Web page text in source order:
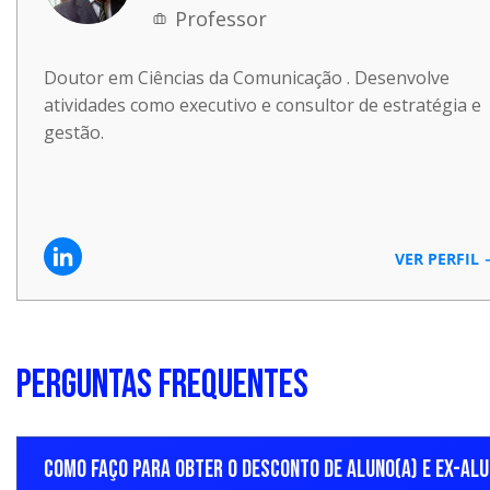
VII. As aulas da modalidade live são gravadas e
data de contratação e que não tenha utilizado o
aluno, antes do início do curso: ressarcimento de
transcorridas: ressarcimento de 50% do valor
IX. A nota fiscal é emitida 30 dias após a compra e
da Prefeitura de SP.
efetuadas com cartão de crédito, o estorno poderá
os prazos definidos pela administradora do cartão.
Professor
Doutor em Ciências da Comunicação . Desenvolve
atividades como executivo e consultor de estratégia e
gestão.
VER PERFIL
PERGUNTAS FREQUENTES
COMO FAÇO PARA OBTER O DESCONTO DE ALUNO(A) E EX-